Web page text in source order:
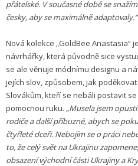
přátelské. V současné době se
česky, aby se maximálně adaptovaly.“
Nová kolekce „GoldBee Anastasia“
návrhářky, která původně sice
se ale věnuje módnímu designu a
jejích slov, způsobem, jak
Slovákům, kteří se nebáli postavit
pomocnou ruku. „Musela jsem
rodiče a další příbuzné, abych se
čtyřleté dceři. Nebojím se o práci
to, že celý svět na Ukrajinu
obsazení východní části Ukrajiny a